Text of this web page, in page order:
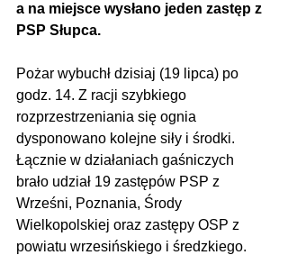
a na miejsce wysłano jeden zastęp z
PSP Słupca.
Pożar wybuchł dzisiaj (19 lipca) po
godz. 14. Z racji szybkiego
rozprzestrzeniania się ognia
dysponowano kolejne siły i środki.
Łącznie w działaniach gaśniczych
brało udział 19 zastępów PSP z
Wrześni, Poznania, Środy
Wielkopolskiej oraz zastępy OSP z
powiatu wrzesińskiego i średzkiego.